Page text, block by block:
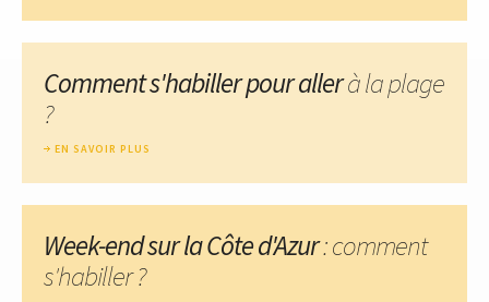
Comment s'habiller pour allerà la plage
?
EN SAVOIR PLUS
Week-end sur la Côte d'Azur: comment
s'habiller ?